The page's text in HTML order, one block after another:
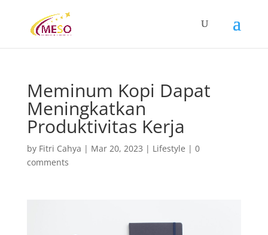
Meminum Kopi Dapat
Meningkatkan
Produktivitas Kerja
by Fitri Cahya | Mar 20, 2023 | Lifestyle | 0
comments